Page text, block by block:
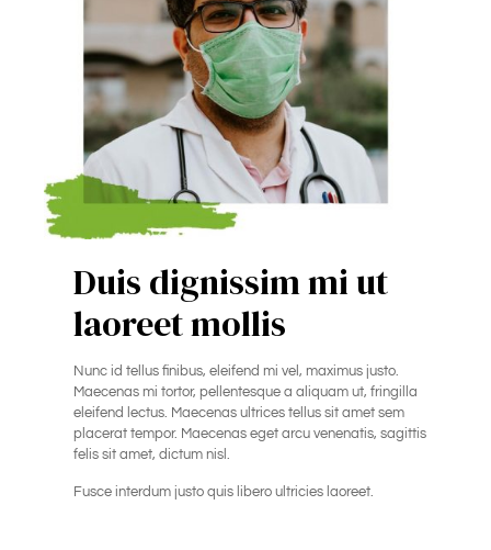
Duis dignissim mi ut
laoreet mollis
Nunc id tellus finibus, eleifend mi vel, maximus justo.
Maecenas mi tortor, pellentesque a aliquam ut, fringilla
eleifend lectus. Maecenas ultrices tellus sit amet sem
placerat tempor. Maecenas eget arcu venenatis, sagittis
felis sit amet, dictum nisl.
Fusce interdum justo quis libero ultricies laoreet.